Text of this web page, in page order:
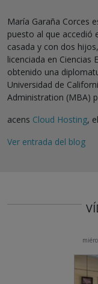
María Garaña Corces
puesto al que accedió
casada y con dos
licenciada en Ciencias
obtenido una
Universidad de
Administration (MBA)
acens Cloud Hosting,
Ver entrada del blog